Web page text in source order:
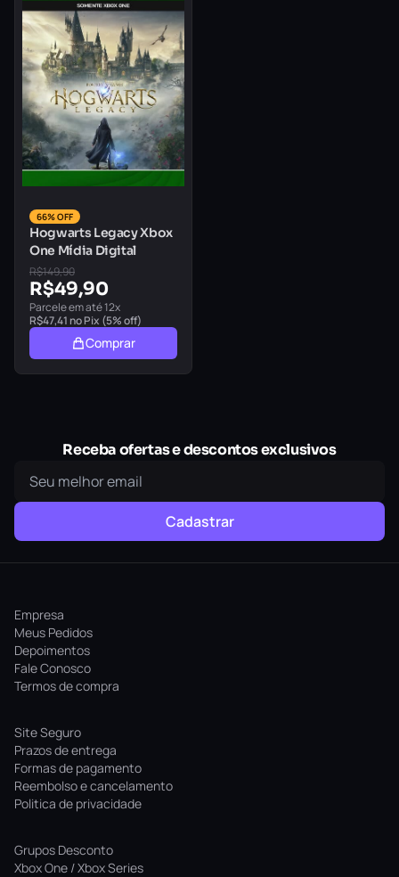
66% OFF
Hogwarts Legacy Xbox
One Mídia Digital
R$149,90
R$49,90
Parcele em até 12x
R$47,41 no Pix (5% off)
Comprar
Receba ofertas e descontos exclusivos
Cadastrar
Empresa
Meus Pedidos
Depoimentos
Fale Conosco
Termos de compra
Site Seguro
Prazos de entrega
Formas de pagamento
Reembolso e cancelamento
Politica de privacidade
Grupos Desconto
Xbox One / Xbox Series